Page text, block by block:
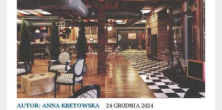
AUTOR: ANNA KRETOWSKA 24 GRUDNIA 2024